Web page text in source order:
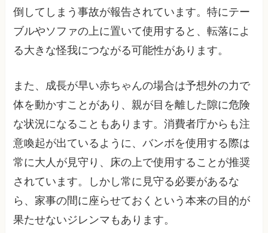
倒してしまう事故が報告されています。特にテー
ブルやソファの上に置いて使用すると、転落によ
る大きな怪我につながる可能性があります。
また、成長が早い赤ちゃんの場合は予想外の力で
体を動かすことがあり、親が目を離した隙に危険
な状況になることもあります。消費者庁からも注
意喚起が出ているように、バンボを使用する際は
常に大人が見守り、床の上で使用することが推奨
されています。しかし常に見守る必要があるな
ら、家事の間に座らせておくという本来の目的が
果たせないジレンマもあります。